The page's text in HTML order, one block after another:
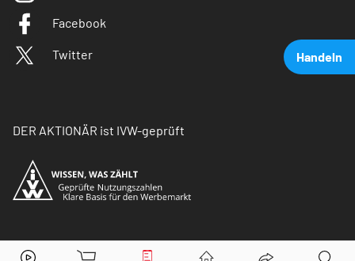
Handeln
Facebook
Twitter
DER AKTIONÄR ist IVW-geprüft